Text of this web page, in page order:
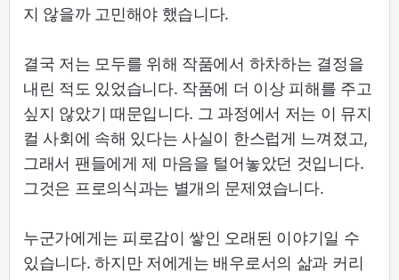
지 않을까 고민해야 했습니다.
결국 저는 모두를 위해 작품에서 하차하는 결정을
내린 적도 있었습니다. 작품에 더 이상 피해를 주고
싶지 않았기 때문입니다. 그 과정에서 저는 이 뮤지
컬 사회에 속해 있다는 사실이 한스럽게 느껴졌고,
그래서 팬들에게 제 마음을 털어놓았던 것입니다.
그것은 프로의식과는 별개의 문제였습니다.
누군가에게는 피로감이 쌓인 오래된 이야기일 수
있습니다. 하지만 저에게는 배우로서의 삶과 커리